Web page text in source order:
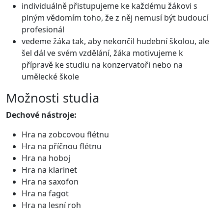
individuálně přistupujeme ke každému žákovi s
plným vědomím toho, že z něj nemusí být budoucí
profesionál
vedeme žáka tak, aby nekončil hudební školou, ale
šel dál ve svém vzdělání, žáka motivujeme k
přípravě ke studiu na konzervatoři nebo na
umělecké škole
Možnosti studia
Dechové nástroje:
Hra na zobcovou flétnu
Hra na příčnou flétnu
Hra na hoboj
Hra na klarinet
Hra na saxofon
Hra na fagot
Hra na lesní roh